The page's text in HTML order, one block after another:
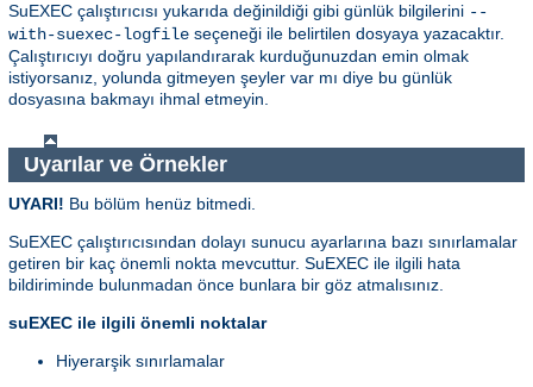
SuEXEC çalıştırıcısı yukarıda değinildiği gibi günlük bilgilerini --
with-suexec-logfile seçeneği ile belirtilen dosyaya yazacaktır.
Çalıştırıcıyı doğru yapılandırarak kurduğunuzdan emin olmak
istiyorsanız, yolunda gitmeyen şeyler var mı diye bu günlük
dosyasına bakmayı ihmal etmeyin.
Uyarılar ve Örnekler
UYARI! Bu bölüm henüz bitmedi.
SuEXEC çalıştırıcısından dolayı sunucu ayarlarına bazı sınırlamalar
getiren bir kaç önemli nokta mevcuttur. SuEXEC ile ilgili hata
bildiriminde bulunmadan önce bunlara bir göz atmalısınız.
suEXEC ile ilgili önemli noktalar
Hiyerarşik sınırlamalar